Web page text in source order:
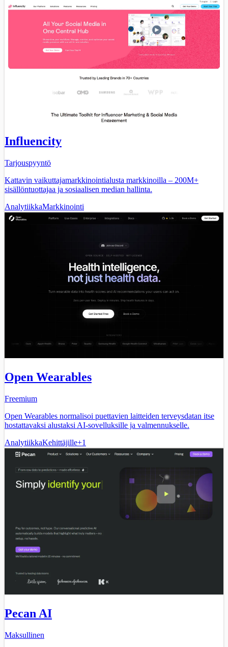
Influencity
Tarjouspyyntö
Kattavin vaikuttajamarkkinointialusta markkinoilla – 200M+
sisällöntuottajaa ja sosiaalisen median hallinta.
AnalytiikkaMarkkinointi
Open Wearables
Freemium
Open Wearables normalisoi puettavien laitteiden terveysdatan itse
hostattavaksi alustaksi AI-sovelluksille ja valmennukselle.
AnalytiikkaKehittäjille+1
Pecan AI
Maksullinen